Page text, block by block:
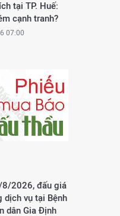
tại TP. Huế:
cạnh tranh?
07:00
8/2026, đấu giá
dịch vụ tại Bệnh
dân Gia Định